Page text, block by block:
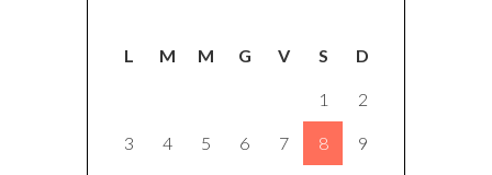
L M M G V S D
1 2
3 4 5 6 7 8 9